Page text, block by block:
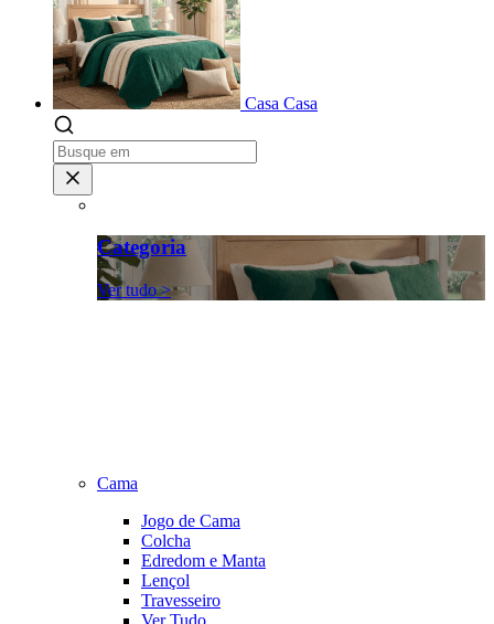
Casa Casa
Categoria
Ver tudo >
Cama
Jogo de Cama
Colcha
Edredom e Manta
Lençol
Travesseiro